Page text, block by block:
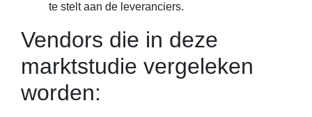
te stelt aan de leveranciers.
Vendors die in deze
marktstudie vergeleken
worden: